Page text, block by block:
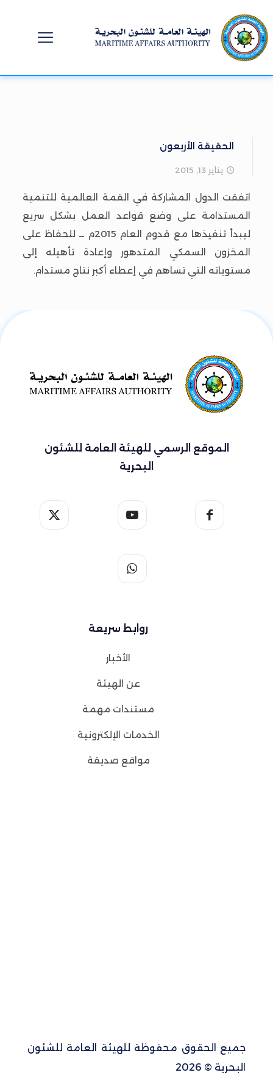
الحقيقة الأربعون
يناير 13, 2015
اتفقت الدول المشاركة في القمة العالمية للتنمية
المستدامة على وضع قواعد العمل بشكل سريع
ليبدأ تنفيذها مع قدوم العام 2015م ــ للحفاظ على
المخزون السمكي المتدهور وإعادة تأهيله إلى
مستوياته التي تساهم في إعطاء أكبر نتاج مستدام.
الموقع الرسمي للهيئة العامة للشئون
البحرية
روابط سريعة
الأخبار
عن الهيئة
مستندات مهمة
الخدمات الإلكترونية
مواقع صديقة
جميع الحقوق محفوظة للهيئة العامة للشئون
البحرية © 2026